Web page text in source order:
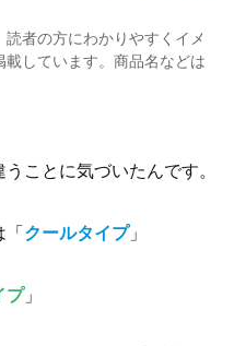
者の方にわかりやすくイメ
しています。商品名などは
ことに気づいたんです。
クールタイプ」
プ」